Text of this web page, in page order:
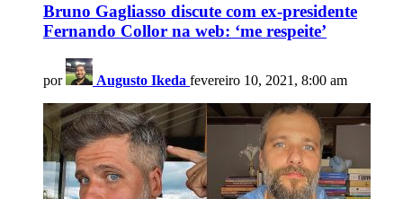
Bruno Gagliasso discute com ex-presidente
Fernando Collor na web: ‘me respeite’
por Augusto Ikeda fevereiro 10, 2021, 8:00 am